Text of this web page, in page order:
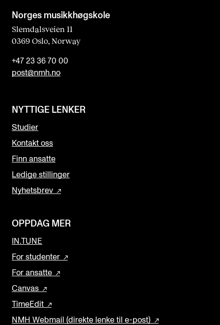
Norges musikk­høgskole
Slemdalsveien 11
0369 Oslo, Norway
+47 23 36 70 00
post@nmh.no
NYTTIGE LENKER
Studier
Kontakt oss
Finn ansatte
Ledige stillinger
Nyhetsbrev
OPPDAG MER
IN.TUNE
For studenter
For ansatte
Canvas
TimeEdit
NMH Webmail (direkte lenke til e-post)